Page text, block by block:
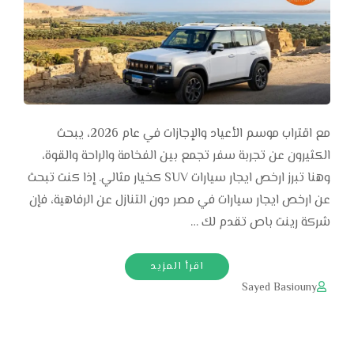
مع اقتراب موسم الأعياد والإجازات في عام 2026، يبحث
الكثيرون عن تجربة سفر تجمع بين الفخامة والراحة والقوة،
وهنا تبرز ارخص ايجار سيارات SUV كخيار مثالي. إذا كنت تبحث
عن ارخص ايجار سيارات في مصر دون التنازل عن الرفاهية، فإن
شركة رينت باص تقدم لك …
اقرأ المزيد
Sayed Basiouny